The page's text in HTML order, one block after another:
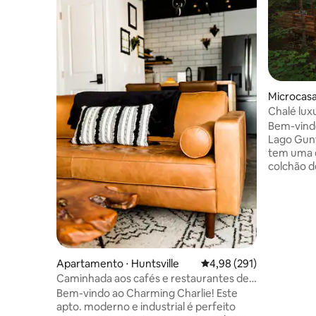
Apartamento ⋅ Huntsville 4,98 de uma avaliação
4,98 (291)
Caminhada aos cafés e restaurantes de
Charlie
Bem-vindo ao Charming Charlie! Este
apto. moderno e industrial é perfeito
Chalé
banheira
Bem-
Lago
tem uma
colchão